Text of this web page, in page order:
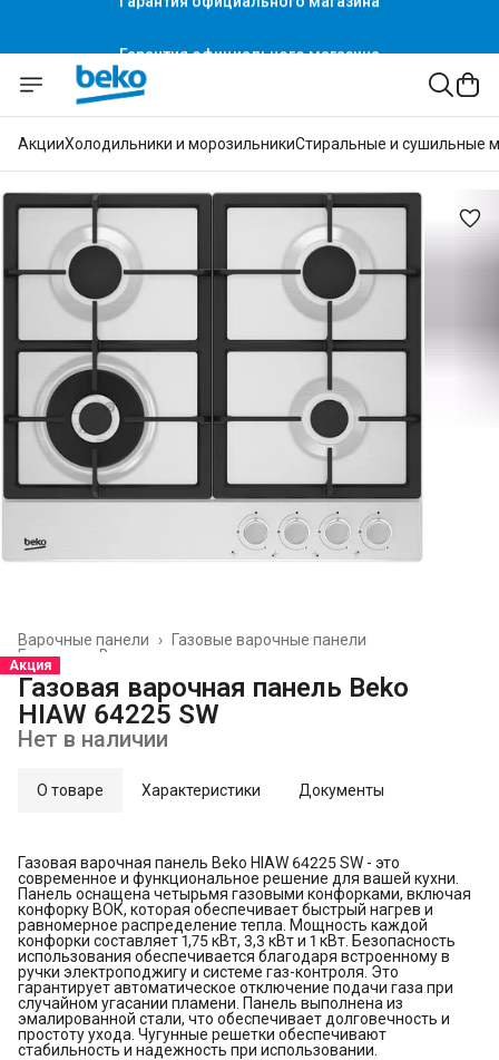
АкцииХолодильники и морозильникиСтиральные и сушильные
Газовые варочные панели
Варочные панели
›
Встраиваемая техника
Главная
Акция
Газовая варочная панель Beko
HIAW 64225 SW
Нет в наличии
О товаре Характеристики Документы
Газовая варочная панель Beko HIAW 64225 SW - это
современное и функциональное решение для вашей кухни.
Панель оснащена четырьмя газовыми конфорками, включая
конфорку ВОК, которая обеспечивает быстрый нагрев и
равномерное распределение тепла. Мощность каждой
конфорки составляет 1,75 кВт, 3,3 кВт и 1 кВт. Безопасность
использования обеспечивается благодаря встроенному в
ручки электроподжигу и системе газ-контроля. Это
гарантирует автоматическое отключение подачи газа при
случайном угасании пламени. Панель выполнена из
эмалированной стали, что обеспечивает долговечность и
простоту ухода. Чугунные решетки обеспечивают
стабильность и надежность при использовании.